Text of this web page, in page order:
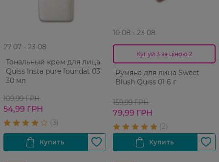
27 07 - 23 08
Тональный крем для лица
Quiss Insta pure foundat 03
30 мл
109,99 ГРН
54,99 ГРН
10 08 - 23 08
Купуй 3 за ціною 2
Румяна для лица Sweet
Blush Quiss 01 6 г
159,99 ГРН
79,99 ГРН